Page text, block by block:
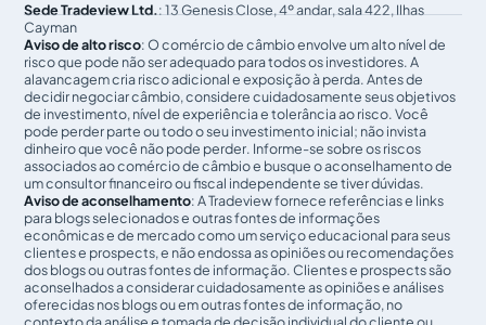
Sede Tradeview Ltd.: 13 Genesis Close, 4º andar, sala 422, Ilhas
Cayman
Aviso de alto risco: O comércio de câmbio envolve um alto nível de
risco que pode não ser adequado para todos os investidores. A
alavancagem cria risco adicional e exposição à perda. Antes de
decidir negociar câmbio, considere cuidadosamente seus objetivos
de investimento, nível de experiência e tolerância ao risco. Você
pode perder parte ou todo o seu investimento inicial; não invista
dinheiro que você não pode perder. Informe-se sobre os riscos
associados ao comércio de câmbio e busque o aconselhamento de
um consultor financeiro ou fiscal independente se tiver dúvidas.
Aviso de aconselhamento: A Tradeview fornece referências e links
para blogs selecionados e outras fontes de informações
econômicas e de mercado como um serviço educacional para seus
clientes e prospects, e não endossa as opiniões ou recomendações
dos blogs ou outras fontes de informação. Clientes e prospects são
aconselhados a considerar cuidadosamente as opiniões e análises
oferecidas nos blogs ou em outras fontes de informação, no